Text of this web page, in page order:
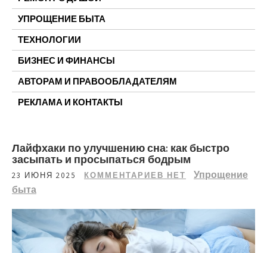
УПРОЩЕНИЕ БЫТА
ТЕХНОЛОГИИ
БИЗНЕС И ФИНАНСЫ
АВТОРАМ И ПРАВООБЛАДАТЕЛЯМ
РЕКЛАМА И КОНТАКТЫ
Лайфхаки по улучшению сна: как быстро
засыпать и просыпаться бодрым
23 ИЮНЯ 2025 КОММЕНТАРИЕВ НЕТ
Упрощение
быта